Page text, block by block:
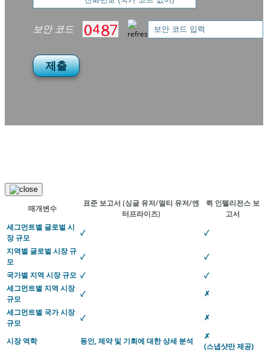
보안 코드
제출
매개변수
표준 보고서 (싱글 유저/멀티 유저/엔
터프라이즈)
퀵 인텔리전스 보
고서
세그먼트별 글로벌 시
장 규모
✓
✓
지역별 글로벌 시장 규
모
✓
✓
국가별 지역 시장 규모 ✓
✓
세그먼트별 지역 시장
규모
✓
✗
세그먼트별 국가 시장
규모
✓ ✗
시장 역학 동인, 제약 및 기회에 대한 상세 분석
✗
(스냅샷만 제공)